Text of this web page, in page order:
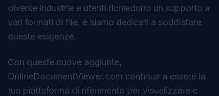
diverse industrie e utenti richiedono un supporto a
vari formati di file, e siamo dedicati a soddisfare
queste esigenze.
Con queste nuove aggiunte,
OnlineDocumentViewer.com continua a essere la
tua piattaforma di riferimento per visualizzare e